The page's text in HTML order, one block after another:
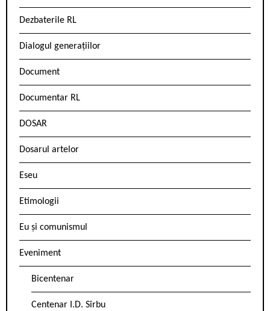
Dezbaterile RL
Dialogul generațiilor
Document
Documentar RL
DOSAR
Dosarul artelor
Eseu
Etimologii
Eu și comunismul
Eveniment
Bicentenar
Centenar I.D. Sîrbu